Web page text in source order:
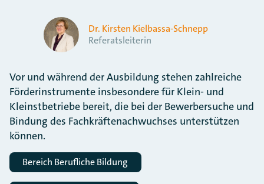
Dr. Kirsten Kielbassa-Schnepp
Referatsleiterin
Vor und während der Ausbildung stehen zahlreiche
Förderinstrumente insbesondere für Klein- und
Kleinstbetriebe bereit, die bei der Bewerbersuche und
Bindung des Fachkräftenachwuchses unterstützen
können.
Bereich Berufliche Bildung